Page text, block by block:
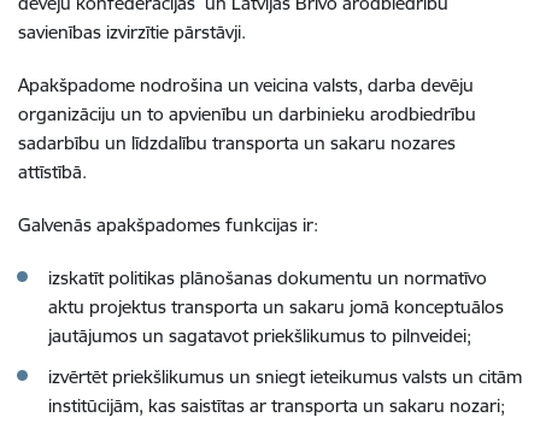
savienības izvirzītie pārstāvji.
Apakšpadome nodrošina un veicina valsts, darba devēju
organizāciju un to apvienību un darbinieku arodbiedrību
sadarbību un līdzdalību transporta un sakaru nozares
attīstībā.
Galvenās apakšpadomes funkcijas ir:
izskatīt politikas plānošanas dokumentu un normatīvo
aktu projektus transporta un sakaru jomā konceptuālos
jautājumos un sagatavot priekšlikumus to pilnveidei;
izvērtēt priekšlikumus un sniegt ieteikumus valsts un citām
institūcijām, kas saistītas ar transporta un sakaru nozari;